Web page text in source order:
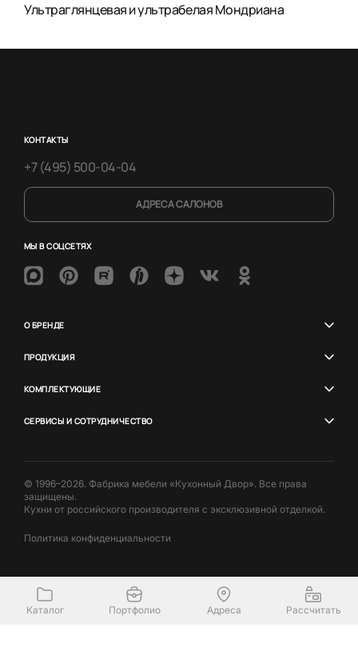
Ультраглянцевая и ультрабелая Мондриана
КОНТАКТЫ
+7 (495) 500-04-04
АДРЕСА САЛОНОВ
МЫ В СОЦСЕТЯХ
О БРЕНДЕ
ПРОДУКЦИЯ
КОМПЛЕКТУЮЩИЕ
СЕРВИСЫ И СОТРУДНИЧЕСТВО
© 1996–2026. Фабрика мебели «Кухонный Двор». Все права
защищены.
Кухни от российского производителя с эксклюзивной отделкой.
Политика конфиденциальности
Каталог Портфолио Адреса Рассчитать